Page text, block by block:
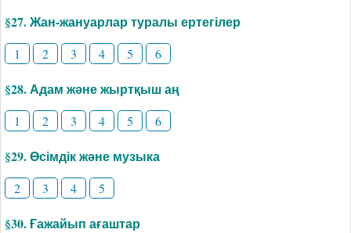
§27. Жан-жануарлар туралы ертегілер
1 2 3 4 5 6
§28. Адам және жыртқыш аң
1 2 3 4 5 6
§29. Өсімдік және музыка
2 3 4 5
§30. Ғажайып ағаштар